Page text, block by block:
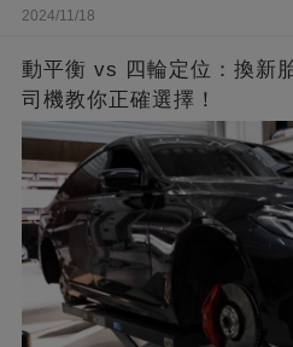
2024/11/18
動平衡 vs 四輪定位：換新
司機教你正確選擇！